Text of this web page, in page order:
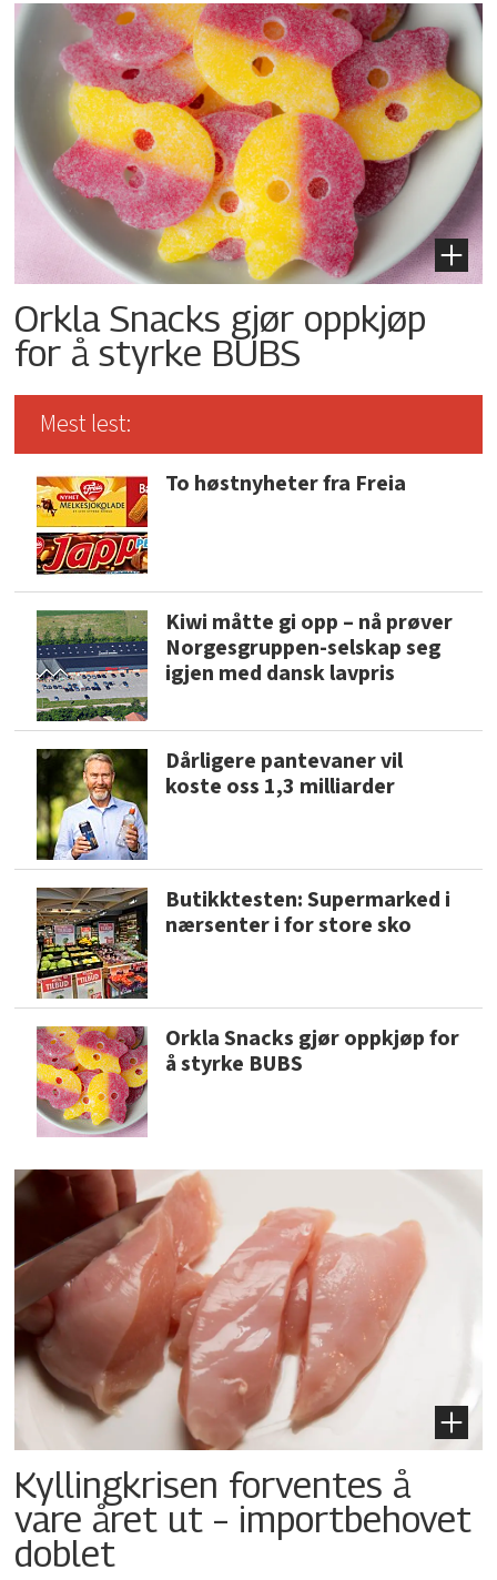
Orkla Snacks gjør oppkjøp
for å styrke BUBS
Mest lest:
To høstnyheter fra Freia
Kiwi måtte gi opp – nå prøver
Norgesgruppen-selskap seg
igjen med dansk lavpris
Dårligere pantevaner vil
koste oss 1,3 milliarder
Butikktesten: Supermarked i
nærsenter i for store sko
Orkla Snacks gjør oppkjøp for
å styrke BUBS
Kyllingkrisen forventes å
vare året ut – importbehovet
doblet